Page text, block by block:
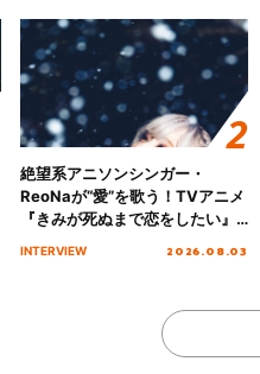
絶望系アニソンシンガー・
ReoNaが“愛”を歌う！TVアニメ
『きみが死ぬまで恋をしたい』
INTERVIEW 2026.08.03